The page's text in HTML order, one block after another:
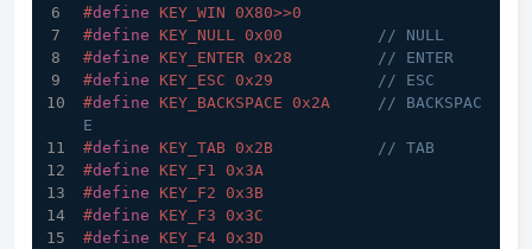
#define KEY_WIN 0X80>>0
#define KEY_NULL 0x00
// NULL
#define KEY_ENTER 0x28
// ENTER
#define KEY_ESC 0x29
// ESC
#define KEY_BACKSPACE 0x2A
// BACKSPAC
E
#define KEY_TAB 0x2B
// TAB
#define KEY_F1 0x3A
#define KEY_F2 0x3B
#define KEY_F3 0x3C
#define KEY_F4 0x3D